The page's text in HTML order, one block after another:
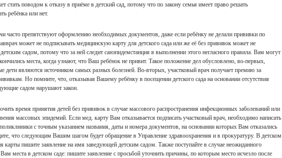
стать поводом к отказу в приёме в детский сад, потому что по закону семья имеет право решать
ребёнка или нет.
часто препятствуют оформлению необходимых документов, даже если ребёнку не делали прививки по
может не подписывать медицинскую карту для детского сада или же её без прививок может не
садом, потому что за ней следит санэпидемстанция в выполнении этого негласного правила. Вам могут
места, когда узнают, что Ваш ребёнок не привит. Такое положение дел обусловлено, во-первых,
дети являются источником самых разных болезней. Во-вторых, участковый врач получает премию за
Но помните, что, отказывая Вашему ребёнку в посещении детского сада на основании отсутствия
садом нарушают закон.
время принятия детей без прививок в случае массового распространения инфекционных заболеваний или
массовых эпидемий. Если мед. карту Вам отказывается подписать участковый врач, необходимо написать
поликлиники с точным указанием названия, даты и номера документов, на основании которых Вам отказались
что следующим Вашим шагом будет обращение в Управление здравоохранения и в прокуратуру. В детском
карты пишите заявление на имя заведующей детским садом. Также поступайте в случае неожиданного
места в детском саде: пишите заявление с просьбой уточнить причины, по которым место исчезло после